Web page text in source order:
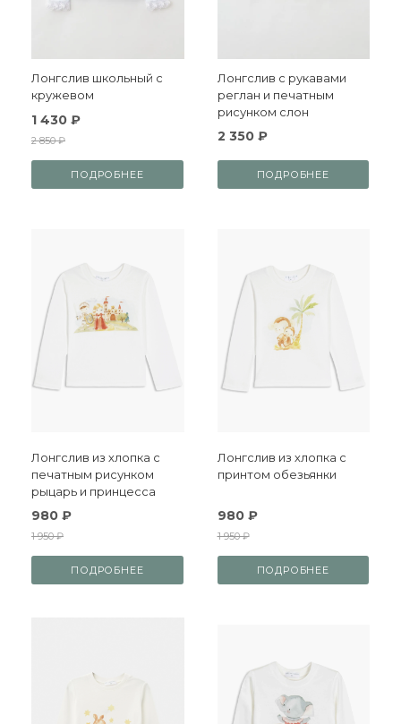
Лонгслив школьный с
кружевом
1 430 ₽
2 850 ₽
ПОДРОБНЕЕ
Лонгслив с рукавами
реглан и печатным
рисунком слон
2 350 ₽
ПОДРОБНЕЕ
Лонгслив из хлопка с
печатным рисунком
рыцарь и принцесса
980 ₽
1 950 ₽
ПОДРОБНЕЕ
Лонгслив из хлопка с
принтом обезьянки
980 ₽
1 950 ₽
ПОДРОБНЕЕ